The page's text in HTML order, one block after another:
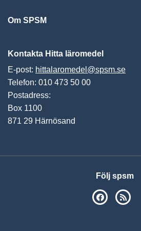
Om SPSM
Kontakta Hitta läromedel
E-post: hittalaromedel@spsm.se
Telefon: 010 473 50 00
Postadress:
Box 1100
871 29 Härnösand
Följ spsm
SPSM